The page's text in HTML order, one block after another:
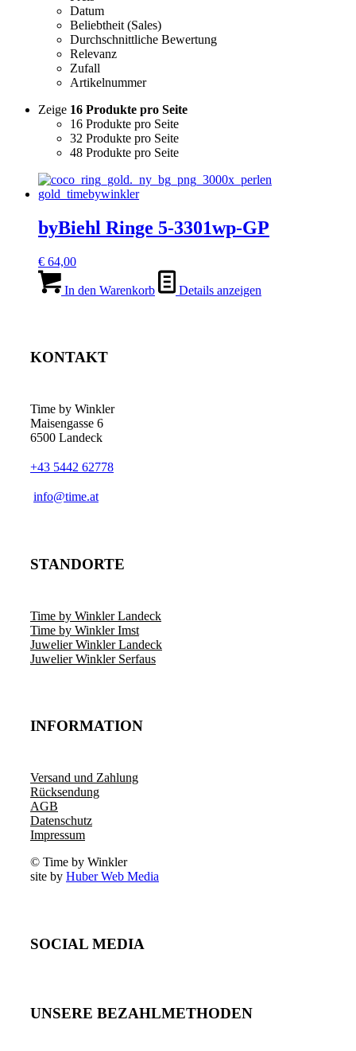
Datum
Beliebtheit (Sales)
Durchschnittliche Bewertung
Relevanz
Zufall
Artikelnummer
Zeige 16 Produkte pro Seite
16 Produkte pro Seite
32 Produkte pro Seite
48 Produkte pro Seite
byBiehl Ringe 5-3301wp-GP
€ 64,00
In den Warenkorb Details anzeigen
KONTAKT
Time by Winkler
Maisengasse 6
6500 Landeck
+43 5442 62778
­info@time.at
STANDORTE
Time by Winkler Landeck
Time by Winkler Imst
Juwelier Winkler Landeck
Juwelier Winkler Serfaus
INFORMATION
Versand und Zahlung
Rücksendung
AGB
Datenschutz
Impressum
© Time by Winkler
site by Huber Web Media
SOCIAL MEDIA
UNSERE BEZAHLMETHODEN